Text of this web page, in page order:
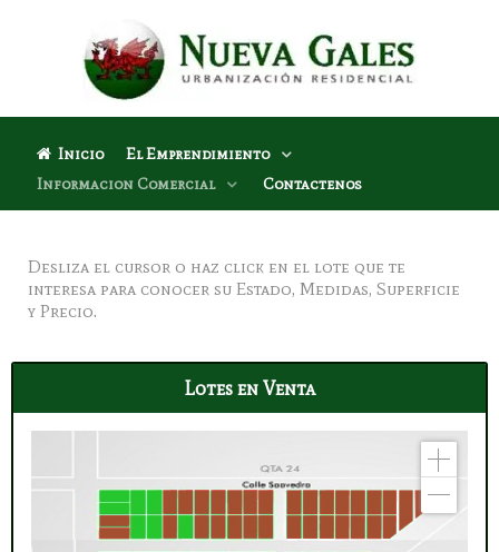
Inicio
El Emprendimiento
Informacion Comercial
Contactenos
Desliza el cursor o haz click en el lote que te
interesa para conocer su Estado, Medidas, Superficie
y Precio.
Lotes en Venta